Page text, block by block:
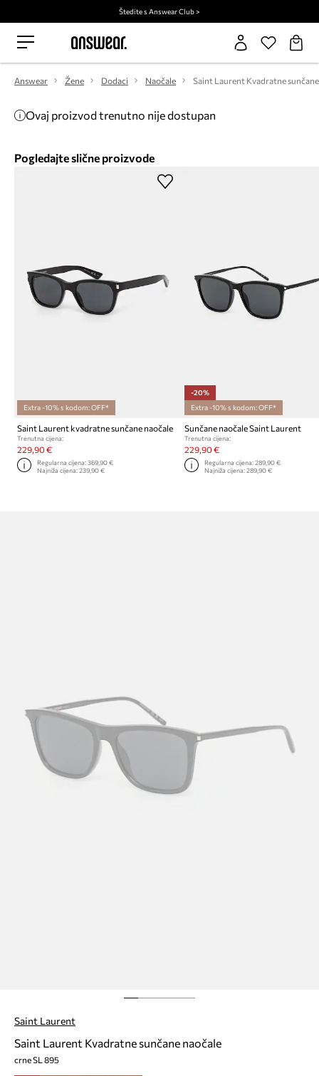
Štedite s Answear Club >
Answear Žene Dodaci Naočale
Ovaj proizvod trenutno nije dostupan
Pogledajte slične proizvode
Extra -10% s kodom: OFF*
Saint Laurent kvadratne sunčane naočale
Trenutna cijena:
229,90 €
Regularna cijena:369,90 €
Najniža cijena:239,90 €
-20%
Extra -10% s kodom: OFF*
Sunčane naočale Saint Laurent
Trenutna cijena:
229,90 €
Regularna cijena: 289,90 €
Najniža cijena: 289,90 €
Saint Laurent
Saint Laurent Kvadratne sunčane naočale
crne SL 895